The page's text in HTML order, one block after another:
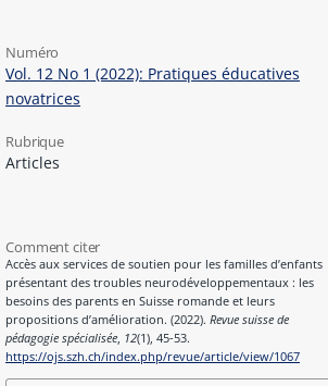
Numéro
Vol. 12 No 1 (2022): Pratiques éducatives
novatrices
Rubrique
Articles
Comment citer
Accès aux services de soutien pour les familles d’enfants
présentant des troubles neurodéveloppementaux : les
besoins des parents en Suisse romande et leurs
propositions d’amélioration. (2022).Revue suisse de
pédagogie spécialisée, 12(1), 45-53.
https://ojs.szh.ch/index.php/revue/article/view/1067